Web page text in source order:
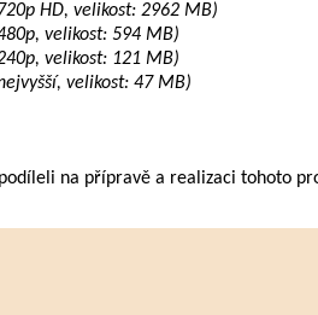
HD, velikost: 2962 MB)
velikost: 594 MB)
velikost: 121 MB)
velikost: 47 MB)
na přípravě a realizaci tohoto